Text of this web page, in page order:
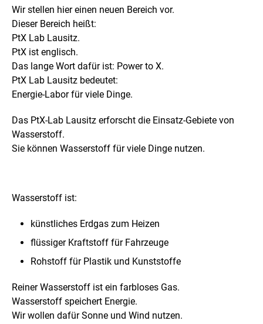
Wir stellen hier einen neuen Bereich vor.
Dieser Bereich heißt:
PtX Lab Lausitz.
PtX ist englisch.
Das lange Wort dafür ist: Power to X.
PtX Lab Lausitz bedeutet:
Energie-Labor für viele Dinge.
Das PtX-Lab Lausitz erforscht die Einsatz-Gebiete von
Wasserstoff.
Sie können Wasserstoff für viele Dinge nutzen.
Wasserstoff ist:
künstliches Erdgas zum Heizen
flüssiger Kraftstoff für Fahrzeuge
Rohstoff für Plastik und Kunststoffe
Reiner Wasserstoff ist ein farbloses Gas.
Wasserstoff speichert Energie.
Wir wollen dafür Sonne und Wind nutzen.